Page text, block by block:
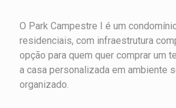
O Park Campestre I é um
residenciais, com infraestrutura
opção para quem quer comprar um
a casa personalizada em ambiente
organizado.